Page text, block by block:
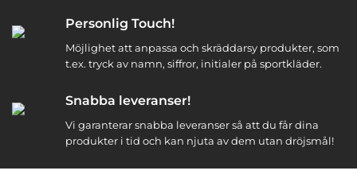
Personlig Touch!
Möjlighet att anpassa och skräddarsy produkter, som
t.ex. tryck av namn, siffror, initialer på sportkläder.
Snabba leveranser!
Vi garanterar snabba leveranser så att du får dina
produkter i tid och kan njuta av dem utan dröjsmål!